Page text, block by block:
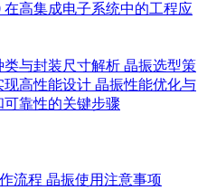
在高集成电子系统中的工程应
与封装尺寸解析 晶振选型策
现高性能设计 晶振性能优化与
靠性的关键步骤
流程 晶振使用注意事项